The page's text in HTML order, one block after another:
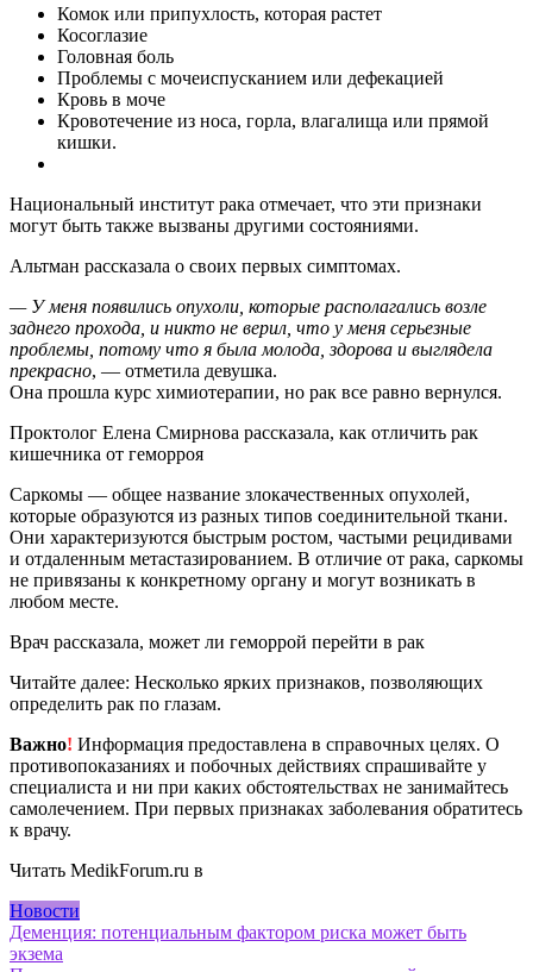
Комок или припухлость, которая растет
Косоглазие
Головная боль
Проблемы с мочеиспусканием или дефекацией
Кровь в моче
Кровотечение из носа, горла, влагалища или прямой
кишки.
Национальный институт рака отмечает, что эти признаки
могут быть также вызваны другими состояниями.
Альтман рассказала о своих первых симптомах.
— У меня появились опухоли, которые располагались возле
заднего прохода, и никто не верил, что у меня серьезные
проблемы, потому что я была молода, здорова и выглядела
прекрасно, — отметила девушка.
Она прошла курс химиотерапии, но рак все равно вернулся.
Проктолог Елена Смирнова рассказала, как отличить рак
кишечника от геморроя
Саркомы — общее название злокачественных опухолей,
которые образуются из разных типов соединительной ткани.
Они характеризуются быстрым ростом, частыми рецидивами
и отдаленным метастазированием. В отличие от рака, саркомы
не привязаны к конкретному органу и могут возникать в
любом месте.
Врач рассказала, может ли геморрой перейти в рак
Читайте далее: Несколько ярких признаков, позволяющих
определить рак по глазам.
Важно! Информация предоставлена в справочных целях. О
противопоказаниях и побочных действиях спрашивайте у
специалиста и ни при каких обстоятельствах не занимайтесь
самолечением. При первых признаках заболевания обратитесь
к врачу.
Читать MedikForum.ru в
Новости
Навигация
Деменция: потенциальным фактором риска может быть
экзема